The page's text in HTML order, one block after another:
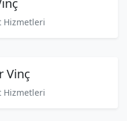
Hizmetleri
Vinç
Hizmetleri